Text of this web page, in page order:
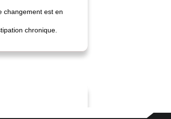
changement est en
chronique.